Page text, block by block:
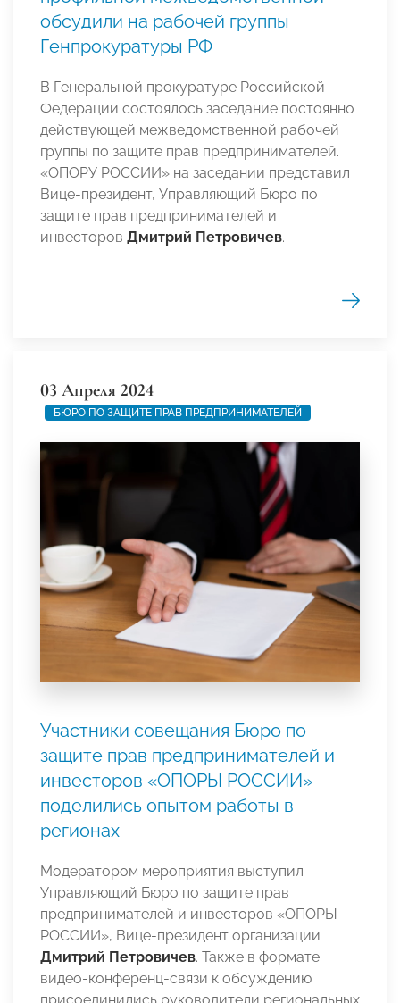
обсудили на рабочей группы
Генпрокуратуры РФ
В Генеральной прокуратуре Российской
Федерации состоялось заседание постоянно
действующей межведомственной рабочей
группы по защите прав предпринимателей.
«ОПОРУ РОССИИ» на заседании представил
Вице-президент, Управляющий Бюро по
защите прав предпринимателей и
инвесторов Дмитрий Петровичев.
03 Апреля 2024
БЮРО ПО ЗАЩИТЕ ПРАВ ПРЕДПРИНИМАТЕЛЕЙ
Участники совещания Бюро по
защите прав предпринимателей и
инвесторов «ОПОРЫ РОССИИ»
поделились опытом работы в
регионах
Модератором мероприятия выступил
Управляющий Бюро по защите прав
предпринимателей и инвесторов «ОПОРЫ
РОССИИ», Вице-президент организации
Дмитрий Петровичев. Также в формате
видео-конференц-связи к обсуждению